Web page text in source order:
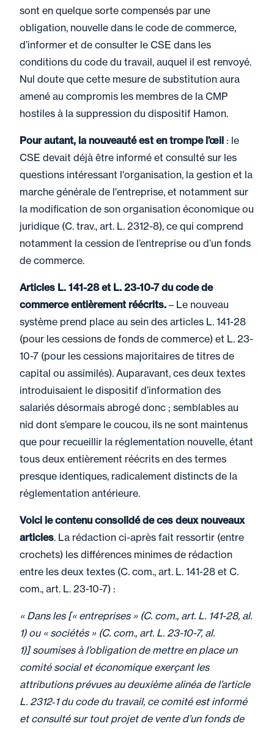
sont en quelque sorte compensés par une
obligation, nouvelle dans le code de commerce,
d’informer et de consulter le CSE dans les
conditions du code du travail, auquel il est renvoyé.
Nul doute que cette mesure de substitution aura
amené au compromis les membres de la CMP
hostiles à la suppression du dispositif Hamon.
Pour autant, la nouveauté est en trompe l’œil : le
CSE devait déjà être informé et consulté sur les
questions intéressant l'organisation, la gestion et la
marche générale de l'entreprise, et notamment sur
la modification de son organisation économique ou
juridique (C. trav., art. L. 2312-8), ce qui comprend
notamment la cession de l’entreprise ou d’un fonds
de commerce.
Articles L. 141-28 et L. 23-10-7 du code de
commerce entièrement réécrits. – Le nouveau
système prend place au sein des articles L. 141-28
(pour les cessions de fonds de commerce) et L. 23-
10-7 (pour les cessions majoritaires de titres de
capital ou assimilés). Auparavant, ces deux textes
introduisaient le dispositif d’information des
salariés désormais abrogé donc ; semblables au
nid dont s’empare le coucou, ils ne sont maintenus
que pour recueillir la réglementation nouvelle, étant
tous deux entièrement réécrits en des termes
presque identiques, radicalement distincts de la
réglementation antérieure.
Voici le contenu consolidé de ces deux nouveaux
articles. La rédaction ci-après fait ressortir (entre
crochets) les différences minimes de rédaction
entre les deux textes (C. com., art. L. 141-28 et C.
com., art. L. 23-10-7) :
« Dans les [« entreprises » (C. com., art. L. 141-28, al.
1) ou « sociétés » (C. com., art. L. 23-10-7, al.
1)] soumises à l’obligation de mettre en place un
comité social et économique exerçant les
attributions prévues au deuxième alinéa de l’article
L. 2312‑1 du code du travail, ce comité est informé
et consulté sur tout projet de vente d’un fonds de